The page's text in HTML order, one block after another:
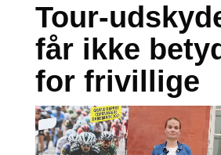
Tour-
får ikke
for frivillige